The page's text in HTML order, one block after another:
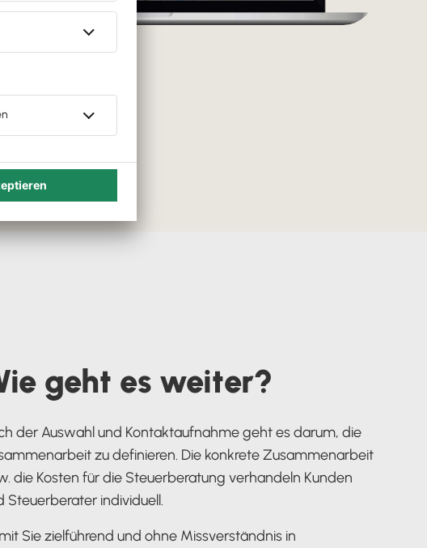
geht es weiter?
der Auswahl und Kontaktaufnahme geht es darum, die
zu definieren. Die konkrete Zusammenarbeit
die Kosten für die Steuerberatung verhandeln Kunden
Steuerberater individuell.
Sie zielführend und ohne Missverständnis in